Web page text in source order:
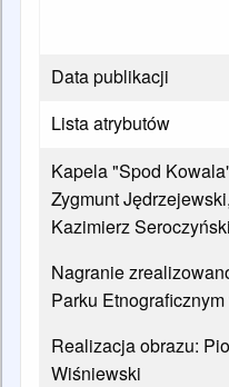
Data publikacji
Lista atrybutów
Kapela "Spod
Zygmunt
Kazimierz Seroczyński
Nagranie
Parku Etnograficznym
Realizacja obrazu:
Wiśniewski